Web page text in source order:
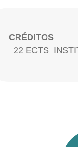
CRÉDITOS
22 ECTS​